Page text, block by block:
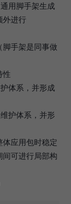
用脚手架生成
外进行
手架是同事做
性
体系，并形成
护体系，并形
应用包时稳定
可进行局部构